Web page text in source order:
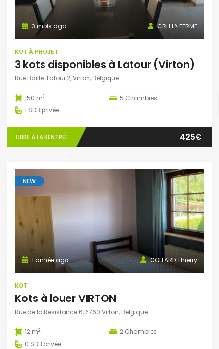
CRH LA FERME
3 mois ago
KOT À PROJET
3 kots disponibles à Latour (Virton)
Rue Baillet Latour 2, Virton, Belgique
150 m2 5 Chambres
1 SDB privée
LIBRE À LA RENTRÉE 425€
NEW
COLLARD Thierry
1 année ago
KOT
Kots à louer VIRTON
Rue de la Résistance 6, 6760 Virton, Belgique
12 m2 2 Chambres
0 SDB privée